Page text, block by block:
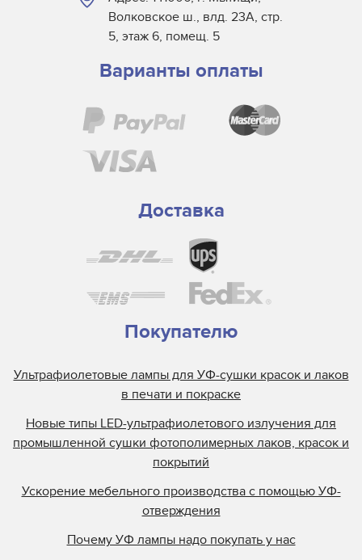
Волковское ш., влд. 23А, стр.
5, этаж 6, помещ. 5
Варианты оплаты
Доставка
Покупателю
Ультрафиолетовые лампы для УФ-сушки красок и лаков
в печати и покраске
Новые типы LED-ультрафиолетового излучения для
промышленной сушки фотополимерных лаков, красок и
покрытий
Ускорение мебельного производства с помощью УФ-
отверждения
Почему УФ лампы надо покупать у нас